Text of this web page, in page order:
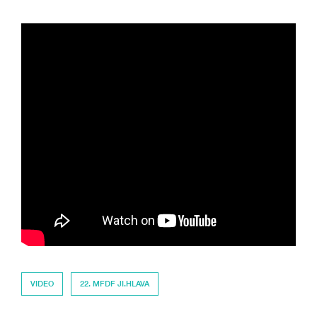
VIDEO 22. MFDF JI.HLAVA